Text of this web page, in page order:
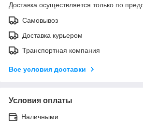
Доставка осуществляется только по
Самовывоз
Доставка курьером
Транспортная компания
Все условия доставки
Условия оплаты
Наличными